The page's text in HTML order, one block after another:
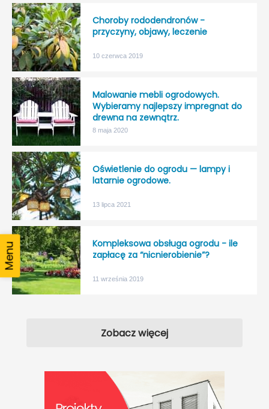
Choroby rododendronów -
przyczyny, objawy, leczenie
10 czerwca 2019
Malowanie mebli ogrodowych.
Wybieramy najlepszy impregnat do
drewna na zewnątrz.
8 maja 2020
Oświetlenie do ogrodu — lampy i
latarnie ogrodowe.
13 lipca 2021
Kompleksowa obsługa ogrodu - ile
zapłacę za “nicnierobienie”?
11 września 2019
Zobacz więcej